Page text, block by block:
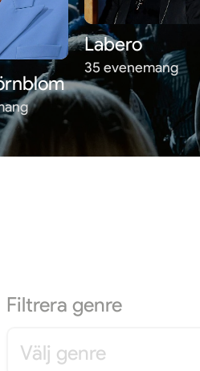
Labero
35 evenemang
Filtrera genre
Välj genre